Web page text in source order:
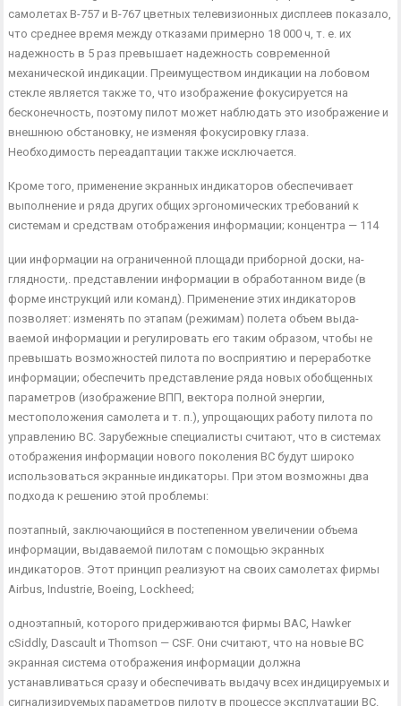
самолетах В-757 и В-767 цветных телевизионных дис­плеев показало,
что среднее время между отказами примерно 18 000 ч, т. е. их
надежность в 5 раз превышает надежность со­временной
механической индикации. Преимуществом индикации на лобовом
стекле является также то, что изображение фокуси­руется на
бесконечность, поэтому пилот может наблюдать это изображение и
внешнюю обстановку, не изменяя фокусировку глаза.
Необходимость переадаптации также исключается.
Кроме того, применение экранных индикаторов обеспечива­ет
выполнение и ряда других общих эргономических требований к
системам и средствам отображения информации; концентра — 114
ции информации на ограниченной площади приборной доски, на­
глядности,. представлении информации в обработанном виде (в
форме инструкций или команд). Применение этих индикаторов
позволяет: изменять по этапам (режимам) полета объем выда­
ваемой информации и регулировать его таким образом, чтобы не
превышать возможностей пилота по восприятию и переработ­ке
информации; обеспечить представление ряда новых обобщен­ных
параметров (изображение ВПП, вектора полной энергии,
местоположения самолета и т. п.), упрощающих работу пилота по
управлению ВС. Зарубежные специалисты считают, что в системах
отображения информации нового поколения ВС будут широко
использоваться экранные индикаторы. При этом воз­можны два
подхода к решению этой проблемы:
поэтапный, заключающийся в постепенном увеличении объ­ема
информации, выдаваемой пилотам с помощью экранных
индикаторов. Этот принцип реализуют на своих самолетах фир­мы
Airbus, Industrie, Boeing, Lockheed;
одноэтапный, которого придерживаются фирмы ВАС, Haw­ker
cSiddly, Dascault и Thomson — CSF. Они считают, что на но­вые ВС
экранная система отображения информации должна
устанавливаться сразу и обеспечивать выдачу всех индицируе­мых и
сигнализируемых параметров пилоту в процессе эксплу­атации ВС.